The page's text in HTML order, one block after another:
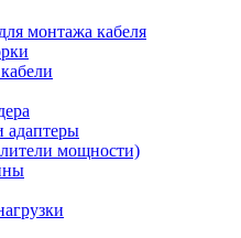
монтажа кабеля
адаптеры
мощности)